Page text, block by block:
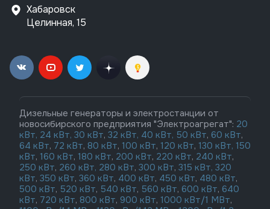
Хабаровск
Целинная, 15
Дизельные генераторы и электростанции от
новосибирского предприятия "Электроагрегат": 20
кВт, 24 кВт, 30 кВт, 32 кВт, 40 кВт, 50 кВт, 60 кВт,
64 кВт, 72 кВт, 80 кВт, 100 кВт, 120 кВт, 130 кВт, 150
кВт, 160 кВт, 180 кВт, 200 кВт, 220 кВт, 240 кВт,
250 кВт, 260 кВт, 280 кВт, 300 кВт, 315 кВт, 320
кВт, 350 кВт, 360 кВт, 400 кВт, 450 кВт, 480 кВт,
500 кВт, 520 кВт, 540 кВт, 560 кВт, 600 кВт, 640
кВт, 720 кВт, 800 кВт, 900 кВт, 1000 кВт/1 МВт,